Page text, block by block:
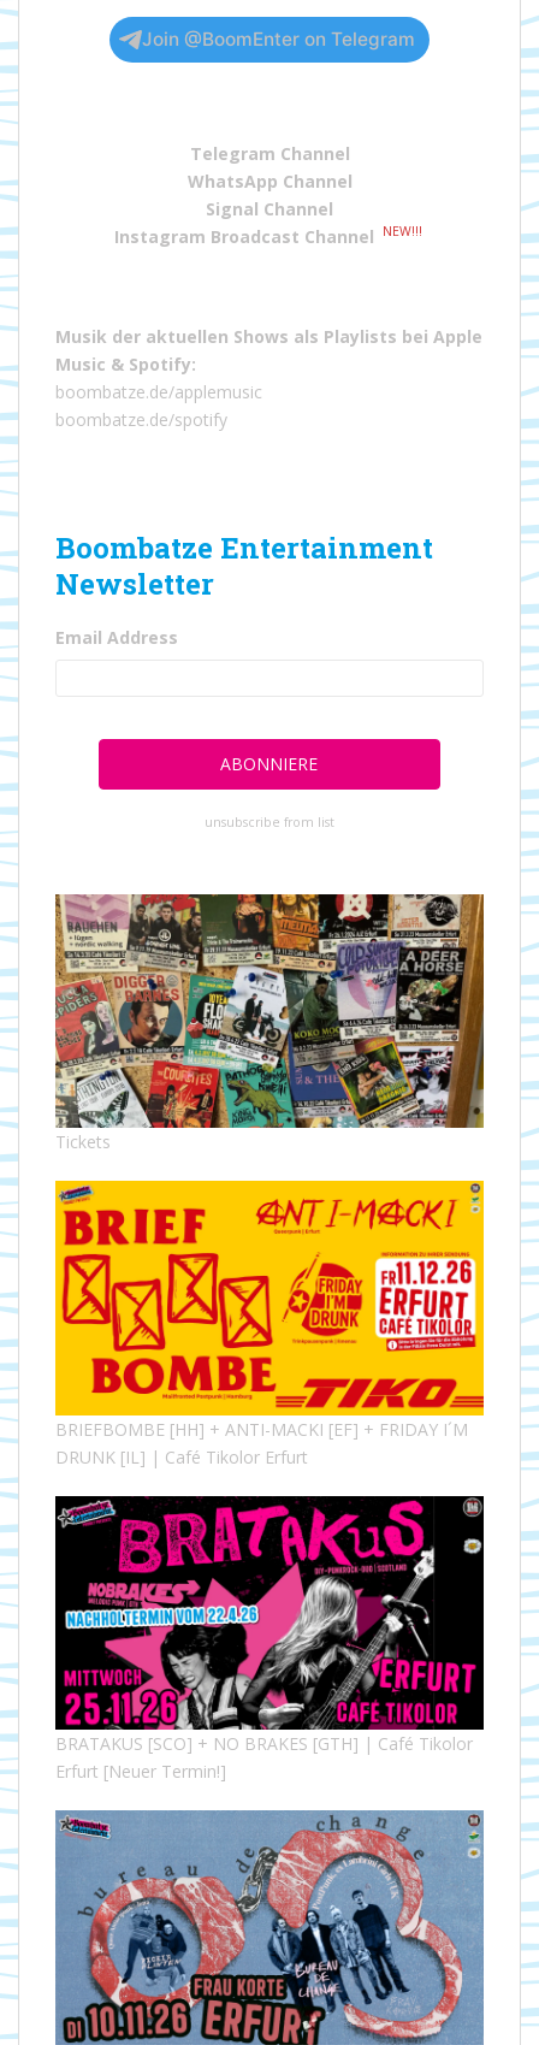
Join @BoomEnter on Telegram
Telegram Channel
WhatsApp Channel
Signal Channel
Instagram Broadcast Channel
NEW!!!
Musik der aktuellen Shows als Playlists bei Apple
Music & Spotify:
boombatze.de/applemusic
boombatze.de/spotify
Boombatze Entertainment
Newsletter
Email Address
unsubscribe from list
Tickets
BRIEFBOMBE [HH] + ANTI-MACKI [EF] + FRIDAY I´M
DRUNK [IL] | Café Tikolor Erfurt
BRATAKUS [SCO] + NO BRAKES [GTH] | Café Tikolor
Erfurt [Neuer Termin!]